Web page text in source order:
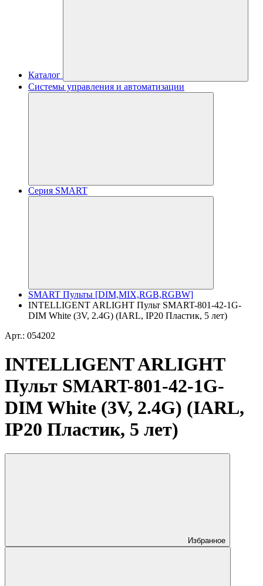
Каталог
Системы управления и автоматизации
Серия SMART
SMART Пульты [DIM,MIX,RGB,RGBW]
INTELLIGENT ARLIGHT Пульт SMART-801-42-1G-
DIM White (3V, 2.4G) (IARL, IP20 Пластик, 5 лет)
Арт.: 054202
INTELLIGENT ARLIGHT
Пульт SMART-801-42-1G-
DIM White (3V, 2.4G) (IARL,
IP20 Пластик, 5 лет)
Избранное